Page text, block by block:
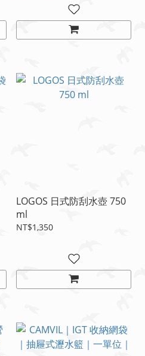
LOGOS 日式防刮水壺 750
ml
NT$1,350